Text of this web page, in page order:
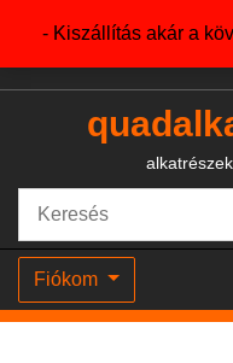
- Kiszállítás akár a
+36204327386
Fiókom